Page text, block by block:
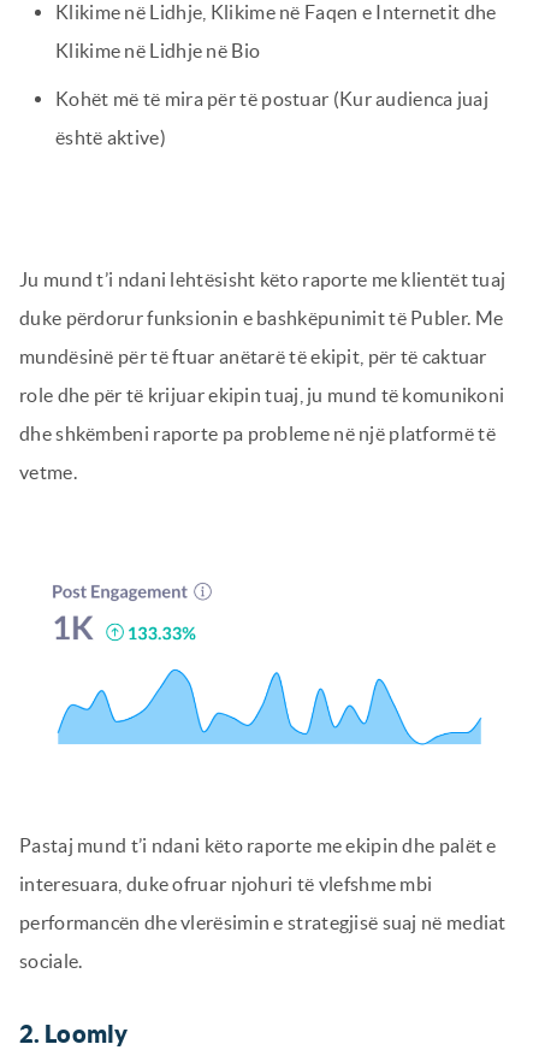
Klikime në Lidhje, Klikime në Faqen e Internetit dhe
Klikime në Lidhje në Bio
Kohët më të mira për të postuar (Kur audienca juaj
është aktive)
Ju mund t’i ndani lehtësisht këto raporte me klientët tuaj
duke përdorur funksionin e bashkëpunimit të Publer. Me
mundësinë për të ftuar anëtarë të ekipit, për të caktuar
role dhe për të krijuar ekipin tuaj, ju mund të komunikoni
dhe shkëmbeni raporte pa probleme në një platformë të
vetme.
Pastaj mund t’i ndani këto raporte me ekipin dhe palët e
interesuara, duke ofruar njohuri të vlefshme mbi
performancën dhe vlerësimin e strategjisë suaj në mediat
sociale.
2. Loomly